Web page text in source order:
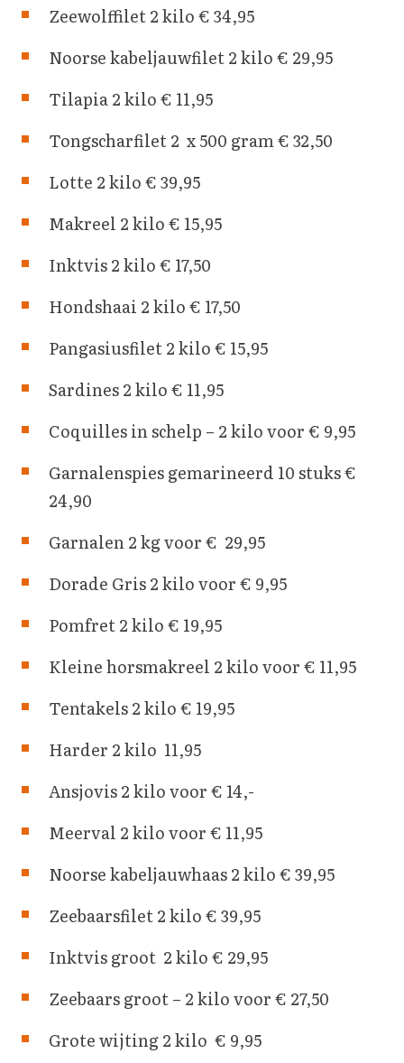
Zeewolffilet 2 kilo € 34,95
Noorse kabeljauwfilet 2 kilo € 29,95
Tilapia 2 kilo € 11,95
Tongscharfilet 2 x 500 gram € 32,50
Lotte 2 kilo € 39,95
Makreel 2 kilo € 15,95
Inktvis 2 kilo € 17,50
Hondshaai 2 kilo € 17,50
Pangasiusfilet 2 kilo € 15,95
Sardines 2 kilo € 11,95
Coquilles in schelp – 2 kilo voor € 9,95
Garnalenspies gemarineerd 10 stuks €
24,90
Garnalen 2 kg voor € 29,95
Dorade Gris 2 kilo voor € 9,95
Pomfret 2 kilo € 19,95
Kleine horsmakreel 2 kilo voor € 11,95
Tentakels 2 kilo € 19,95
Harder 2 kilo 11,95
Ansjovis 2 kilo voor € 14,-
Meerval 2 kilo voor € 11,95
Noorse kabeljauwhaas 2 kilo € 39,95
Zeebaarsfilet 2 kilo € 39,95
Inktvis groot 2 kilo € 29,95
Zeebaars groot – 2 kilo voor € 27,50
Grote wijting 2 kilo € 9,95